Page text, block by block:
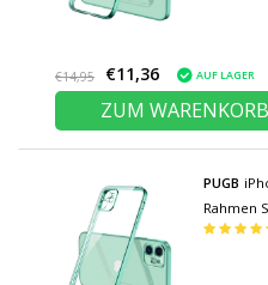
€14,95 €11,36 AUF LAGER
ZUM
PUGB
Rahmen
Anti-